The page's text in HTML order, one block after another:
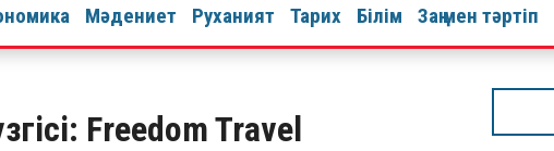
Мәдениет Руханият Тарих Білім Заң мен тәртіп
Freedom Travel